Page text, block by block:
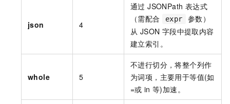
json 4
通过 JSONPath 表达式
（需配合
expr
参数）
从 JSON 字段中提取内容
建立索引。
whole 5
不进行切分，将整个列作
为词项，主要用于等值(如
=或 in 等)加速。